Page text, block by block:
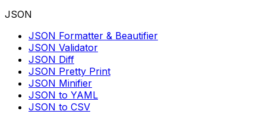
JSON
JSON Formatter & Beautifier
JSON Validator
JSON Diff
JSON Pretty Print
JSON Minifier
JSON to YAML
JSON to CSV